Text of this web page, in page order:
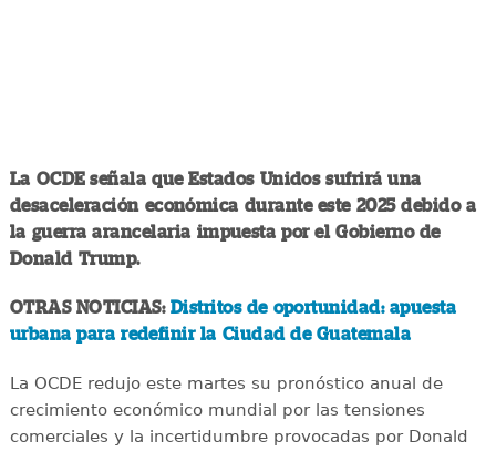
La OCDE señala que Estados Unidos sufrirá una
desaceleración económica durante este 2025 debido a
la guerra arancelaria impuesta por el Gobierno de
Donald Trump.
OTRAS NOTICIAS: Distritos de oportunidad: apuesta
urbana para redefinir la Ciudad de Guatemala
La OCDE redujo este martes su pronóstico anual de
crecimiento económico mundial por las tensiones
comerciales y la incertidumbre provocadas por Donald